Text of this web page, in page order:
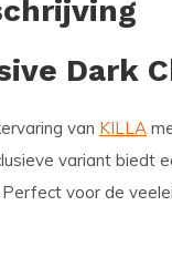
Dark
van KILLA
variant biedt
voor de